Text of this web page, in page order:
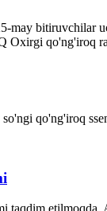
may bitiruvchilar
Oxirgi qo'ng'iroq
qo'ng'iroq